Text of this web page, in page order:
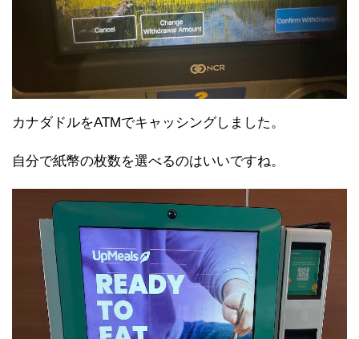
カナダドルをATMでキャッシングしました。
自分で紙幣の枚数を選べるのはいいですね。